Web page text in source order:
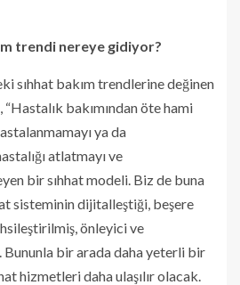
trendi nereye gidiyor?
sıhhat bakım trendlerine değinen
bakımından öte hami
ya da
atlatmayı ve
bir sıhhat modeli. Biz de buna
sisteminin dijitalleştiği, beşere
önleyici ve
bir arada daha yeterli bir
hizmetleri daha ulaşılır olacak.